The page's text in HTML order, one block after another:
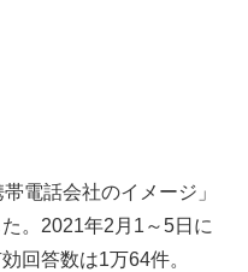
電話会社のイメージ」
。2021年2月1～5日に
回答数は1万64件。